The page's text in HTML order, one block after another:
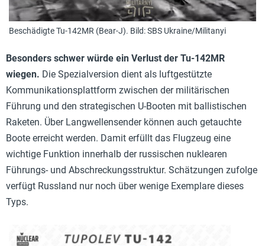
Beschädigte Tu-142MR (Bear-J). Bild: SBS Ukraine/Militanyi
Besonders schwer würde ein Verlust der Tu-142MR
wiegen. Die Spezialversion dient als luftgestützte
Kommunikationsplattform zwischen der militärischen
Führung und den strategischen U-Booten mit ballistischen
Raketen. Über Langwellensender können auch getauchte
Boote erreicht werden. Damit erfüllt das Flugzeug eine
wichtige Funktion innerhalb der russischen nuklearen
Führungs- und Abschreckungsstruktur. Schätzungen zufolge
verfügt Russland nur noch über wenige Exemplare dieses
Typs.